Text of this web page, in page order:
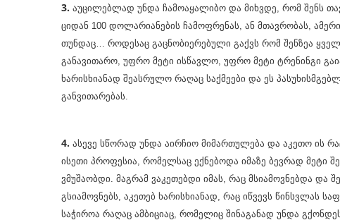
3. აუცილებლად უნდა ჩამოაყალიბო და მიხვდე, რომ შენს
ციდან 100 დოლარიანების ჩამოფრენას, ან მთავრობას,
თუნდაც… როდესაც გაცნობიერებული გაქვს რომ შენზეა
განავითარო, უფრო მეტი ისწავლო, უფრო მეტი ტრენინგი
ხარისხიანად შეასრულო რაღაც საქმეები და ეს
განვითარებას.
4. ასევე სწორად უნდა აირჩიო მიმართულება და აკეთო ის
ისეთი პროფესია, რომელსაც ექნებოდა იმაზე ბევრად მეტი
ვმუშაობდი. მაგრამ ვაკეთებდი იმას, რაც მსიამოვნებდა და
გსიამოვნებს, აკეთებ ხარისხიანად, რაც იწვევს წინსვლას
საჭიროა რაღაც ამბიციაც, რომელიც შინაგანად უნდა